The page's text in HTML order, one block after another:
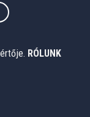
RÓLUNK